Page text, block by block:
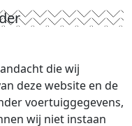
die wij
deze website en de
voertuiggegevens,
wij niet instaan